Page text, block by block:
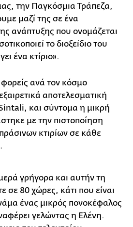
την Παγκόσμια Τράπεζα,
μαζί της σε ένα
ανάπτυξης που ονομάζεται
το διοξείδιο του
ένα κτίριο».
ανά τον κόσμο
αποτελεσματική
και σύντομα η μικρή
με την πιστοποίηση
κτιρίων σε κάθε
γρήγορα και αυτήν τη
σε 80 χώρες, κάτι που είναι
ένας μικρός πονοκέφαλος
γελώντας η Ελένη.